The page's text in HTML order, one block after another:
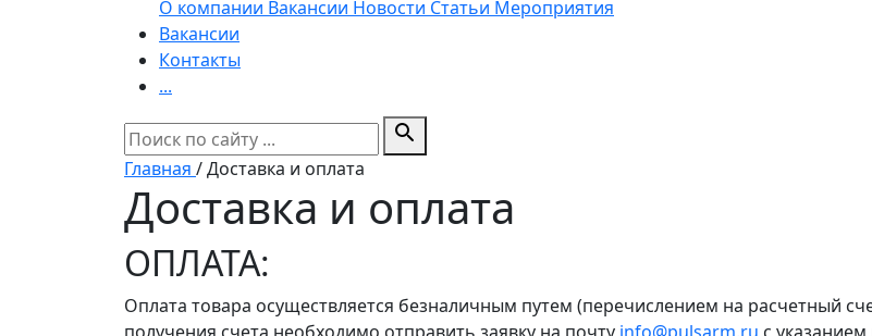
О компании Вакансии Новости Статьи Мероприятия
Вакансии
Контакты
...
search
Главная /Доставка и оплата
Доставка и оплата
ОПЛАТА:
Оплата товара осуществляется безналичным путем (перечислением на расчетный